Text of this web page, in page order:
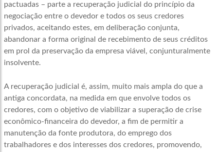
pactuadas – parte a recuperação judicial do princípio da
negociação entre o devedor e todos os seus credores
privados, aceitando estes, em deliberação conjunta,
abandonar a forma original de recebimento de seus créditos
em prol da preservação da empresa viável, conjunturalmente
insolvente.
A recuperação judicial é, assim, muito mais ampla do que a
antiga concordata, na medida em que envolve todos os
credores, com o objetivo de viabilizar a superação de crise
econômico-financeira do devedor, a fim de permitir a
manutenção da fonte produtora, do emprego dos
trabalhadores e dos interesses dos credores, promovendo,